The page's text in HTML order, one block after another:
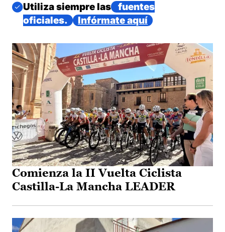
Imagen
Utiliza siempre las
fuentes
oficiales.
Infórmate aquí
Comienza la II Vuelta Ciclista
Castilla-La Mancha LEADER